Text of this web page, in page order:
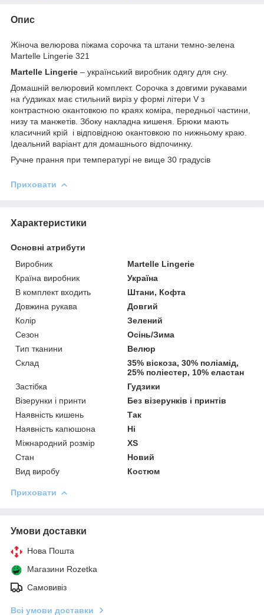
Опис
Жіноча велюрова піжама сорочка та штани темно-зелена
Martelle Lingerie 321
Martelle Lingerie – український виробник одягу для сну.
Домашній велюровий комплект. Сорочка з довгими рукавами
на ґудзиках має стильний виріз у формі літери V з
контрастною окантовкою по краях коміра, передньої частини,
низу та манжетів. Збоку накладна кишеня. Брюки мають
класичний крій і відповідною окантовкою по нижньому краю.
Ідеальний варіант для домашнього відпочинку.
Ручне прання при температурі не вище 30 градусів
Приховати
Характеристики
Основні атрибути
Виробник
Martelle Lingerie
Країна виробник
Україна
В комплект входить
Штани, Кофта
Довжина рукава
Довгий
Колір
Зелений
Сезон
Осінь/Зима
Тип тканини
Велюр
Склад
35% віскоза, 30% поліамід,
25% поліестер, 10% еластан
Застібка
Гудзики
Візерунки і принти
Без візерунків і принтів
Наявність кишень
Так
Наявність капюшона
Ні
Міжнародний розмір
XS
Стан
Новий
Вид виробу
Костюм
Приховати
Умови доставки
Нова Пошта
Магазини Rozetka
Самовивіз
Всі умови доставки